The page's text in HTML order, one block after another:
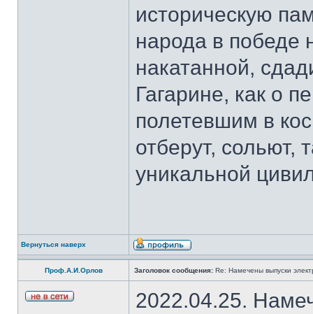
историческую
народа в победе
накатанной,
Гагарине, как о
полетевшим в
отберут, сольют,
уникальной
Вернуться наверх
Проф.А.И.Орлов Заголовок сообщения: Re: Намечены выпуски
2022.04.25.